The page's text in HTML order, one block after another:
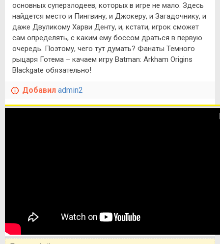
основных суперзлодеев, которых в игре не мало. Здесь
найдется место и Пингвину, и Джокеру, и Загадочнику, и
даже Двуликому Харви Денту, и, кстати, игрок сможет
сам определять, с каким ему боссом драться в первую
очередь. Поэтому, чего тут думать? Фанаты Темного
рыцаря Готема – качаем игру Batman: Arkham Origins
Blackgate обязательно!
Добавил admin2